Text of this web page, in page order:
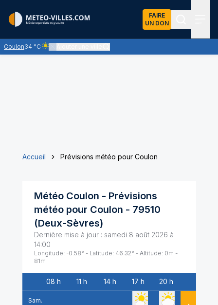
FAIRE
UN DON
Coulon34 °C
Ciel clair - quasiment pas de nuages et un soleil omniprésent
Accueil Prévisions météo pour Coulon
Météo Coulon - Prévisions
météo pour Coulon - 79510
(Deux-Sèvres)
Dernière mise à jour : samedi 8 août 2026 à
14:00
Longitude: -0.58° - Latitude: 46.32° - Altitude: 0m -
81m
Date
08 h 11 h 14 h 17 h 20 h
Sam.